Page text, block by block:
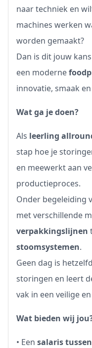
naar techniek en
machines werken
worden gemaakt?
Dan is dit jouw
een moderne
innovatie, smaak
Wat ga je doen?
Als leerling
stap hoe je
en meewerkt aan
productieproces.
Onder begeleiding
met verschillende
verpakkingslijnen
stoomsystemen.
Geen dag is
storingen en leert
vak in een veilige
Wat bieden wij
• Een salaris